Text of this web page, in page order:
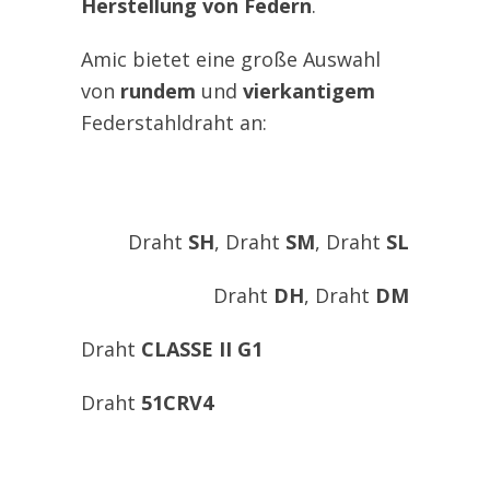
Herstellung von Federn.
Amic bietet eine große Auswahl
von rundem und vierkantigem
Federstahldraht an:
Draht SH, Draht SM, Draht SL
Draht DH, Draht DM
Draht CLASSE II G1
Draht 51CRV4